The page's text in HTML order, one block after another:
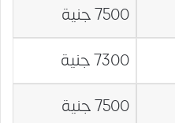
7500 جنية
7300 جنية
7500 جنية